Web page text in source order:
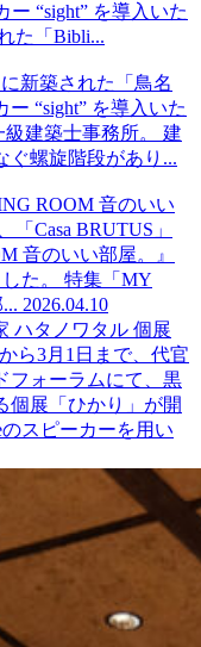
ー “sight” を導入いた
た「Bibli...
新築された「鳥名
“sight” を導入いた
建築士事務所。 建
ぐ螺旋階段があり...
ROOM 音のいい
「Casa BRUTUS」
音のいい部屋。』
た。 特集「MY
2026.04.10
ハタノワタル 個展
ら3月1日まで、代官
フォーラムにて、黒
個展「ひかり」が開
スピーカーを用い